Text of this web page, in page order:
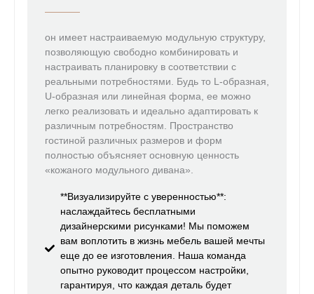
он имеет настраиваемую модульную структуру,
позволяющую свободно комбинировать и
настраивать планировку в соответствии с
реальными потребностями. Будь то L-образная,
U-образная или линейная форма, ее можно
легко реализовать и идеально адаптировать к
различным потребностям. Пространство
гостиной различных размеров и форм
полностью объясняет основную ценность
«кожаного модульного дивана».
**Визуализируйте с уверенностью**:
наслаждайтесь бесплатными
дизайнерскими рисунками! Мы поможем
вам воплотить в жизнь мебель вашей мечты
еще до ее изготовления. Наша команда
опытно руководит процессом настройки,
гарантируя, что каждая деталь будет